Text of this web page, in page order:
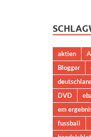
aktien
Blogger
DVD
em
fussball